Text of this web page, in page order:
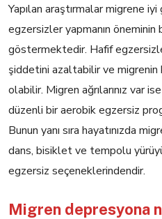
Yapılan araştırmalar migrene
egzersizler yapmanın öneminin
göstermektedir. Hafif
şiddetini azaltabilir ve migrenin
olabilir. Migren ağrılarınız var
düzenli bir aerobik egzersiz
Bunun yanı sıra hayatınızda
dans, bisiklet ve tempolu
egzersiz seçeneklerindendir.
Migren depresyona